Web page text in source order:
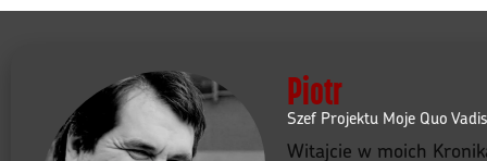
Piotr
Szef Projektu Moje Quo Vadis
Witajcie w moich